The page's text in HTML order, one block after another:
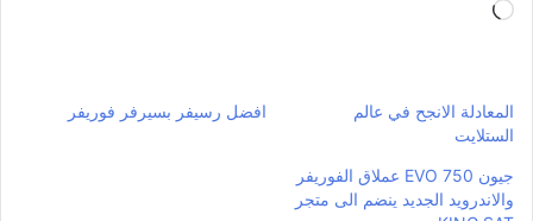
جاري
المعادلة الانجح في عالم
الستلايت
افضل رسيفر بسيرفر فوريفر
جيون 750 EVO عملاق الفوريفر
والاندرويد الجديد ينضم الى متجر